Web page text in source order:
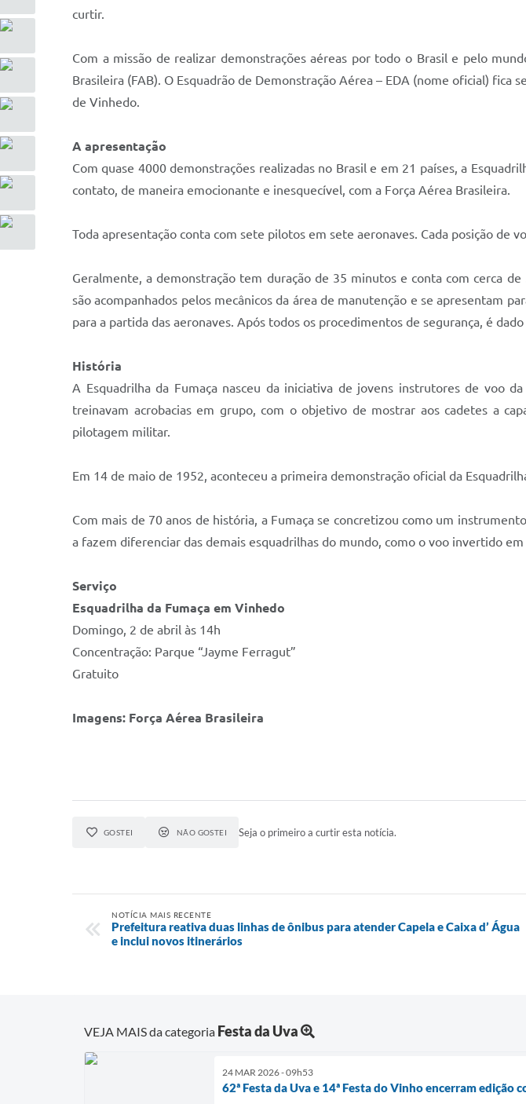
curtir.
Com a missão de realizar demonstrações aéreas por todo o Brasil e pelo
Brasileira (FAB). O Esquadrão de Demonstração Aérea – EDA (nome oficial) fica
de Vinhedo.
A apresentação
Com quase 4000 demonstrações realizadas no Brasil e em 21 países, a
contato, de maneira emocionante e inesquecível, com a Força Aérea Brasileira.
Toda apresentação conta com sete pilotos em sete aeronaves. Cada posição
Geralmente, a demonstração tem duração de 35 minutos e conta com cerca
são acompanhados pelos mecânicos da área de manutenção e se apresentam
para a partida das aeronaves. Após todos os procedimentos de segurança, é
História
A Esquadrilha da Fumaça nasceu da iniciativa de jovens instrutores de voo
treinavam acrobacias em grupo, com o objetivo de mostrar aos cadetes a
pilotagem militar.
Em 14 de maio de 1952, aconteceu a primeira demonstração oficial da
Com mais de 70 anos de história, a Fumaça se concretizou como um
a fazem diferenciar das demais esquadrilhas do mundo, como o voo invertido
Serviço
Esquadrilha da Fumaça em Vinhedo
Domingo, 2 de abril às 14h
Concentração: Parque “Jayme Ferragut”
Gratuito
Imagens: Força Aérea Brasileira
GOSTEI NÃO GOSTEI Seja o primeiro a curtir esta notícia.
NOTÍCIA MAIS RECENTE
Prefeitura reativa duas linhas de ônibus para atender Capela e Caixa d’ Água
e inclui novos itinerários
VEJA MAIS da categoria Festa da Uva
24 MAR 2026 - 09h53
62ª Festa da Uva e 14ª Festa do Vinho encerram